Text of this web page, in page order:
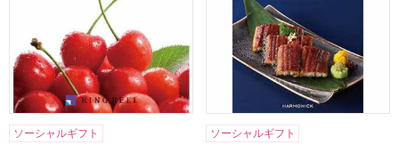
ソーシャルギフト
ソーシャルギフト